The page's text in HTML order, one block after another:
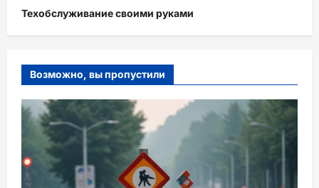
Техобслуживание своими руками
Возможно, вы пропустили